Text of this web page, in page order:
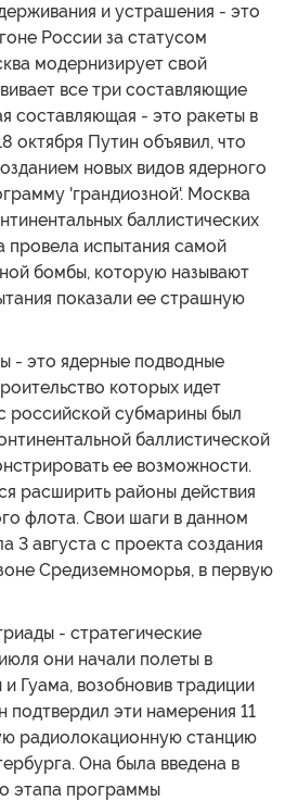
и устрашения - это
России за статусом
модернизирует свой
все три составляющие
составляющая - это ракеты в
октября Путин объявил, что
новых видов ядерного
'грандиозной'. Москва
баллистических
провела испытания самой
бомбы, которую называют
показали ее страшную
- это ядерные подводные
которых идет
российской субмарины был
баллистической
ее возможности.
расширить районы действия
флота. Свои шаги в данном
3 августа с проекта создания
Средиземноморья, в первую
- стратегические
они начали полеты в
Гуама, возобновив традиции
подтвердил эти намерения 11
радиолокационную станцию
Она была введена в
этапа программы